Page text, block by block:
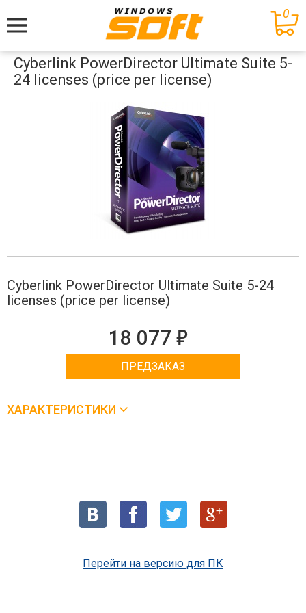
Меню
0
Cyberlink PowerDirector Ultimate Suite 5-
24 licenses (price per license)
Cyberlink PowerDirector Ultimate Suite 5-24
licenses (price per license)
18 077 е
ПРЕДЗАКАЗ
ХАРАКТЕРИСТИКИ
Перейти на версию для ПК